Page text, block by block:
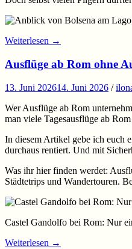
Weiterlesen →
Ausflüge ab Rom ohne
13. Juni 202614. Juni 2026 /
Wer Ausflüge ab Rom
man viele Tagesausflüge ab
In diesem Artikel gebe ich euch
durchaus rentiert. Und mit
Was ihr hier finden werdet:
Städtetrips und Wandertouren.
Castel Gandolfo bei Rom: Nur
Weiterlesen →